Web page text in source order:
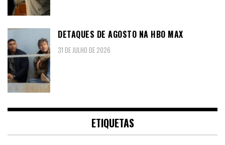
DETAQUES DE AGOSTO NA HBO MAX
31 DE JULHO DE 2026
ETIQUETAS